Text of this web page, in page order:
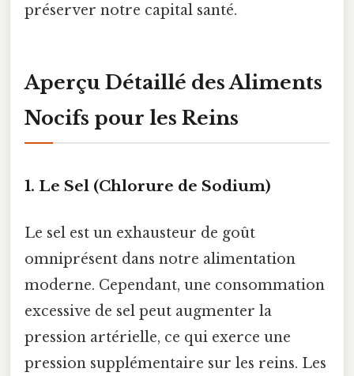
préserver notre capital santé.
Aperçu Détaillé des Aliments
Nocifs pour les Reins
1. Le Sel (Chlorure de Sodium)
Le sel est un exhausteur de goût
omniprésent dans notre alimentation
moderne. Cependant, une consommation
excessive de sel peut augmenter la
pression artérielle, ce qui exerce une
pression supplémentaire sur les reins. Les